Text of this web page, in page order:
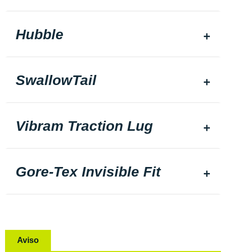
Hubble
SwallowTail
Vibram Traction Lug
Gore-Tex Invisible Fit
Aviso